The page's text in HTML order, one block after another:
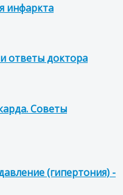
инфаркта
ответы доктора
Советы
(гипертония) -